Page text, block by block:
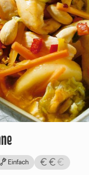
Einfach